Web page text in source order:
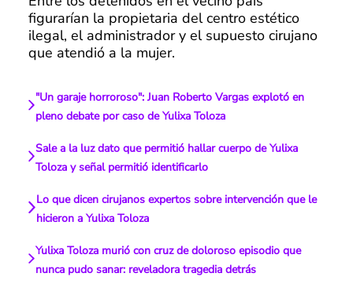
figurarían la propietaria del centro estético
ilegal, el administrador y el supuesto cirujano
que atendió a la mujer.
"Un garaje horroroso": Juan Roberto Vargas explotó en
pleno debate por caso de Yulixa Toloza
Sale a la luz dato que permitió hallar cuerpo de Yulixa
Toloza y señal permitió identificarlo
Lo que dicen cirujanos expertos sobre intervención que le
hicieron a Yulixa Toloza
Yulixa Toloza murió con cruz de doloroso episodio que
nunca pudo sanar: reveladora tragedia detrás